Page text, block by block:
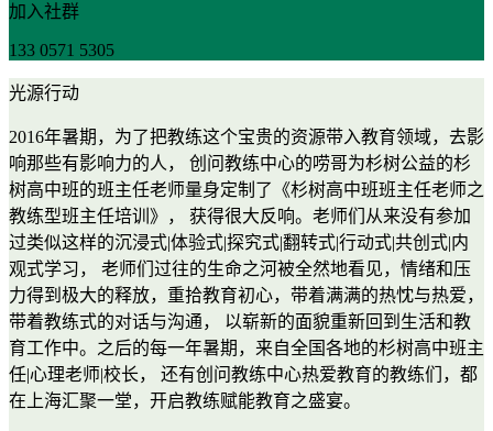
加入社群
133 0571 5305
光源行动
2016年暑期，为了把教练这个宝贵的资源带入教育领域，去影
响那些有影响力的人， 创问教练中心的唠哥为杉树公益的杉
树高中班的班主任老师量身定制了《杉树高中班班主任老师之
教练型班主任培训》， 获得很大反响。老师们从来没有参加
过类似这样的沉浸式|体验式|探究式|翻转式|行动式|共创式|内
观式学习， 老师们过往的生命之河被全然地看见，情绪和压
力得到极大的释放，重拾教育初心，带着满满的热忱与热爱，
带着教练式的对话与沟通， 以崭新的面貌重新回到生活和教
育工作中。之后的每一年暑期，来自全国各地的杉树高中班主
任|心理老师|校长， 还有创问教练中心热爱教育的教练们，都
在上海汇聚一堂，开启教练赋能教育之盛宴。